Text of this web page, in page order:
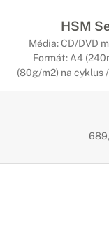
HSM
Média: CD/DVD
Formát: A4
(80g/m2) na cyklus